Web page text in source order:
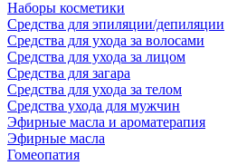
Наборы косметики
Средства для эпиляции/депиляции
Средства для ухода за волосами
Средства для ухода за лицом
Средства для загара
Средства для ухода за телом
Средства ухода для мужчин
Эфирные масла и ароматерапия
Эфирные масла
Гомеопатия